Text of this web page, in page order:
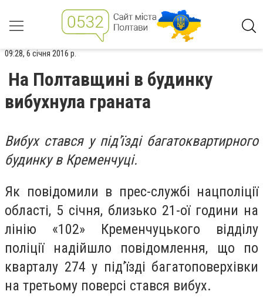
09:28, 6 січня 2016 р.
На Полтавщині в будинку
вибухнула граната
Вибух стався у під'їзді багатоквартирного
будинку в Кременчуці.
Як повідомили в прес-службі нацполіції
області, 5 січня, близько 21-ої години на
лінію «102» Кременчуцького відділу
поліції надійшло повідомлення, що по
кварталу 274 у під’їзді багатоповерхівки
на третьому поверсі стався вибух.